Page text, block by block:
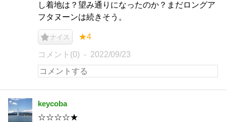
し着地は？望み通りになったのか？まだロングア
フタヌーンは続きそう。
ナイス ★4
コメント(0) 2022/09/23
keycoba
☆☆☆☆★